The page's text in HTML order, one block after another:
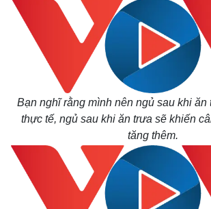
Infographic
Bạn nghĩ rằng mình nên ngủ sau khi ăn
thực tế, ngủ sau khi ăn trưa sẽ khiến
tăng thêm.